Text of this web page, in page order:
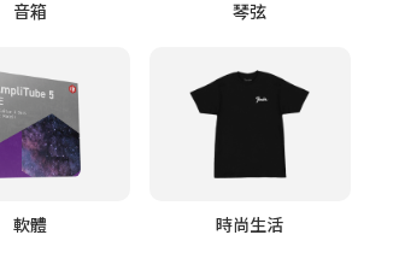
音箱 琴弦
軟體 時尚生活